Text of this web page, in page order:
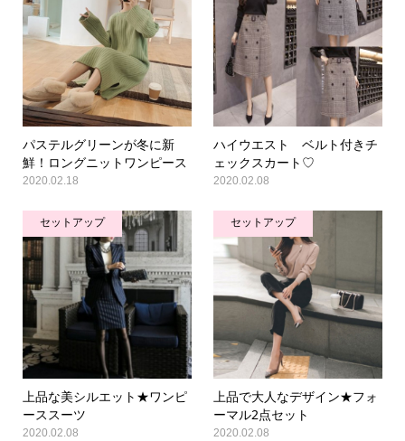
パステルグリーンが冬に新
鮮！ロングニットワンピース
2020.02.18
ハイウエスト ベルト付きチ
ェックスカート♡
2020.02.08
セットアップ
上品な美シルエット★ワンピ
ーススーツ
2020.02.08
セットアップ
上品で大人なデザイン★フォ
ーマル2点セット
2020.02.08